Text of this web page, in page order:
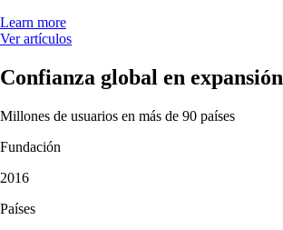
Learn more
Ver artículos
Confianza global en expansión
Millones de usuarios en más de 90 países
Fundación
2016
Países